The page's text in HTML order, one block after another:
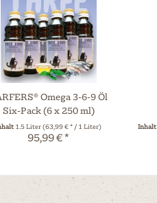
Omega 3-6-9 Öl
Six-Pack (6 x 250 ml)
1.5 Liter(63,99 € * / 1 Liter)
95,99 € *
Inhalt